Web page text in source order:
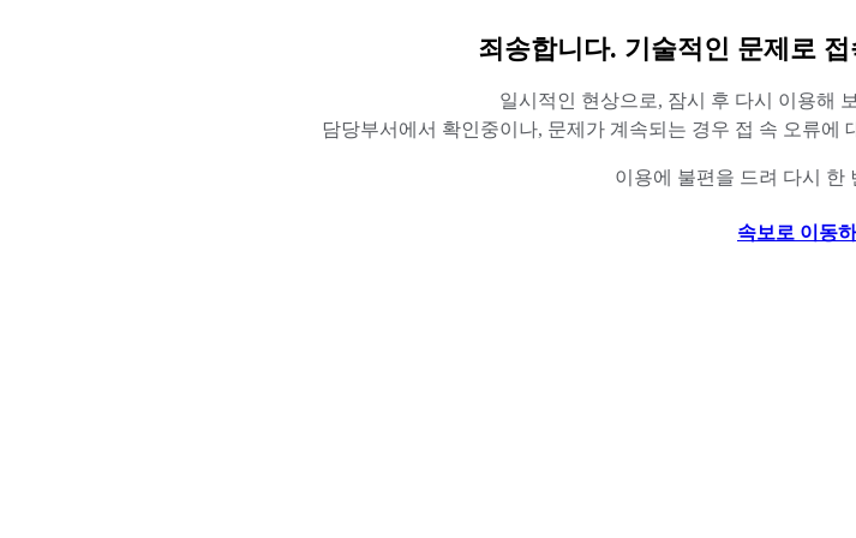
죄송합니다. 기술적인 문제로
일시적인 현상으로, 잠시 후 다시 이용해
담당부서에서 확인중이나, 문제가 계속되는 경우 접 속 오류에
이용에 불편을 드려 다시 한
속보로 이동하